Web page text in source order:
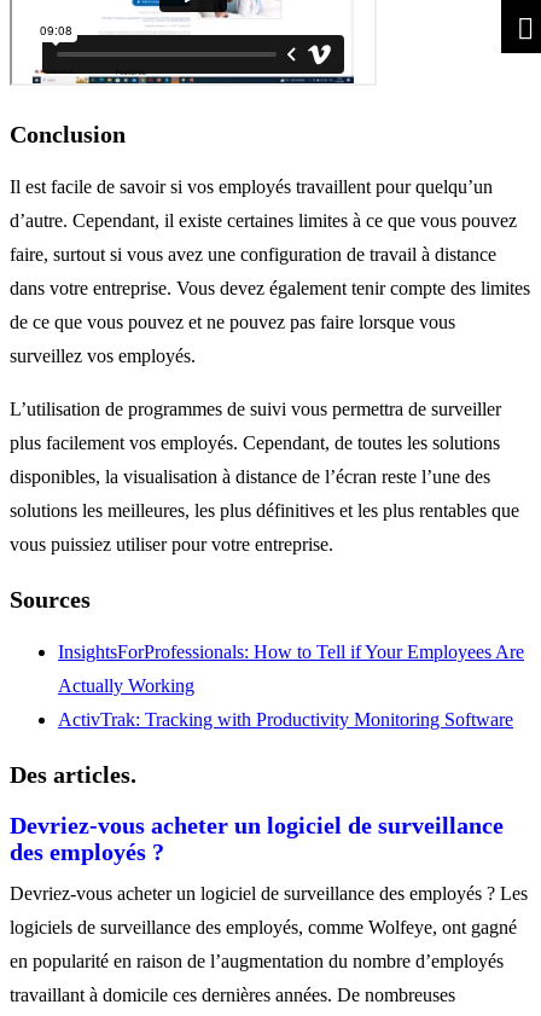
Conclusion
Il est facile de savoir si vos employés travaillent pour quelqu’un
d’autre. Cependant, il existe certaines limites à ce que vous pouvez
faire, surtout si vous avez une configuration de travail à distance
dans votre entreprise. Vous devez également tenir compte des limites
de ce que vous pouvez et ne pouvez pas faire lorsque vous
surveillez vos employés.
L’utilisation de programmes de suivi vous permettra de surveiller
plus facilement vos employés. Cependant, de toutes les solutions
disponibles, la visualisation à distance de l’écran reste l’une des
solutions les meilleures, les plus définitives et les plus rentables que
vous puissiez utiliser pour votre entreprise.
Sources
InsightsForProfessionals: How to Tell if Your Employees Are
Actually Working
ActivTrak: Tracking with Productivity Monitoring Software
Des articles.
Devriez-vous acheter un logiciel de surveillance
des employés ?
Devriez-vous acheter un logiciel de surveillance des employés ? Les
logiciels de surveillance des employés, comme Wolfeye, ont gagné
en popularité en raison de l’augmentation du nombre d’employés
travaillant à domicile ces dernières années. De nombreuses